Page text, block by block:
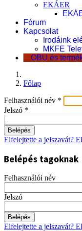
EKÁER
Fórum
Kapcsolat
Irodáink
MKFE
OBU és
Főlap
Felhasználói név *
Jelszó *
Belépés
Elfelejtette a jelszavát?
Belépés tagoknak
Felhasználói név
Jelszó
Belépés
Elfelejtette a jelszavát?